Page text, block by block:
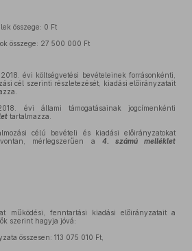
összege: 0 Ft
összege: 27 500 000 Ft
évi költségvetési bevételeinek forrásonkénti,
cél szerinti részletezését, kiadási előirányzatait
évi állami támogatásainak jogcímenkénti
tartalmazza.
célú bevételi és kiadási előirányzatokat
mérlegszerűen a 4. számú melléklet
működési, fenntartási kiadási előirányzatait a
szerint hagyja jóvá:
összesen: 113 075 010 Ft,